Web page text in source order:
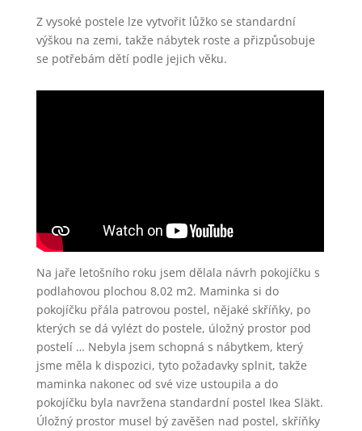
Z vysoké postele lze vytvořit lůžko se standardní
výškou na zemi, takže nábytek roste a přizpůsobuje
se potřebám dětí podle jejich věku.
Na jaře letošního roku jsem dělala návrh pokojíčku s
podlahovou plochou 8,02 m2. Maminka si do
pokojíčku přála patrovou postel, nějaké skříňky, po
kterých se dá vylézt do postele, úložný prostor pod
postelí … Nebyla jsem schopná s nábytkem, který
jsme měla k dispozici, tyto požadavky splnit, takže
maminka nakonec od své vize ustoupila a do
pokojíčku byla navržena standardní postel Ikea Släkt.
Úložný prostor musel bý zavěšen nad postel, skříňky